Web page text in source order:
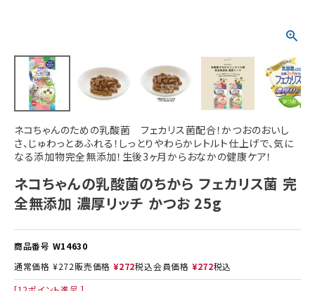
ネコちゃんのための乳酸菌 フェカリス菌配合！かつおのおいし
さ、じゅわっとあふれる！しっとりやわらかレトルト仕上げで、気に
なる添加物完全無添加！生後3ヶ月からおなかの健康ケア！
ネコちゃんの乳酸菌のちから フェカリス菌 完
全無添加 濃厚リッチ かつお 25g
商品番号 W14630
通常価格 ¥272販売価格 ¥272税込会員価格 ¥272税込